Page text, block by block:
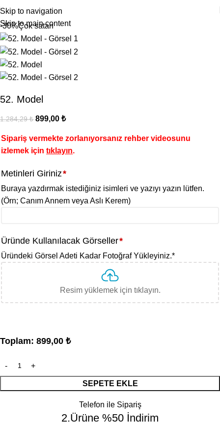
Skip to navigation
Skip to main content
-30%Çok satan
52. Model
1.284,29₺ 899,00 ₺
Sipariş vermekte zorlanıyorsanız rehber videosunu
izlemek için tıklayın.
Metinleri Giriniz*
Buraya yazdırmak istediğiniz isimleri ve yazıyı yazın lütfen.
(Örn; Canım Annem veya Aslı Kerem)
Üründe Kullanılacak Görseller*
Üründeki Görsel Adeti Kadar Fotoğraf Yükleyiniz.*
Resim yüklemek için tıklayın.
Toplam: 899,00 ₺
SEPETE EKLE
Telefon ile Sipariş
2.Ürüne %50 İndirim